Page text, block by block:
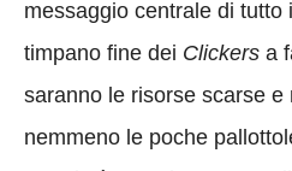
messaggio centrale di tutto
timpano fine dei Clickers a
saranno le risorse scarse e
nemmeno le poche